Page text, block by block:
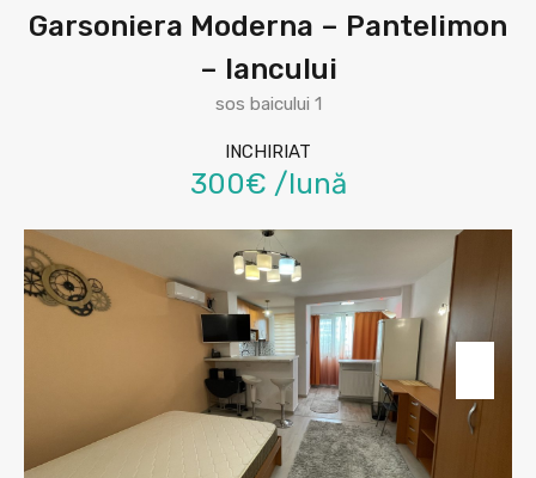
Garsoniera Moderna – Pantelimon
– Iancului
sos baicului 1
INCHIRIAT
300€ /lună